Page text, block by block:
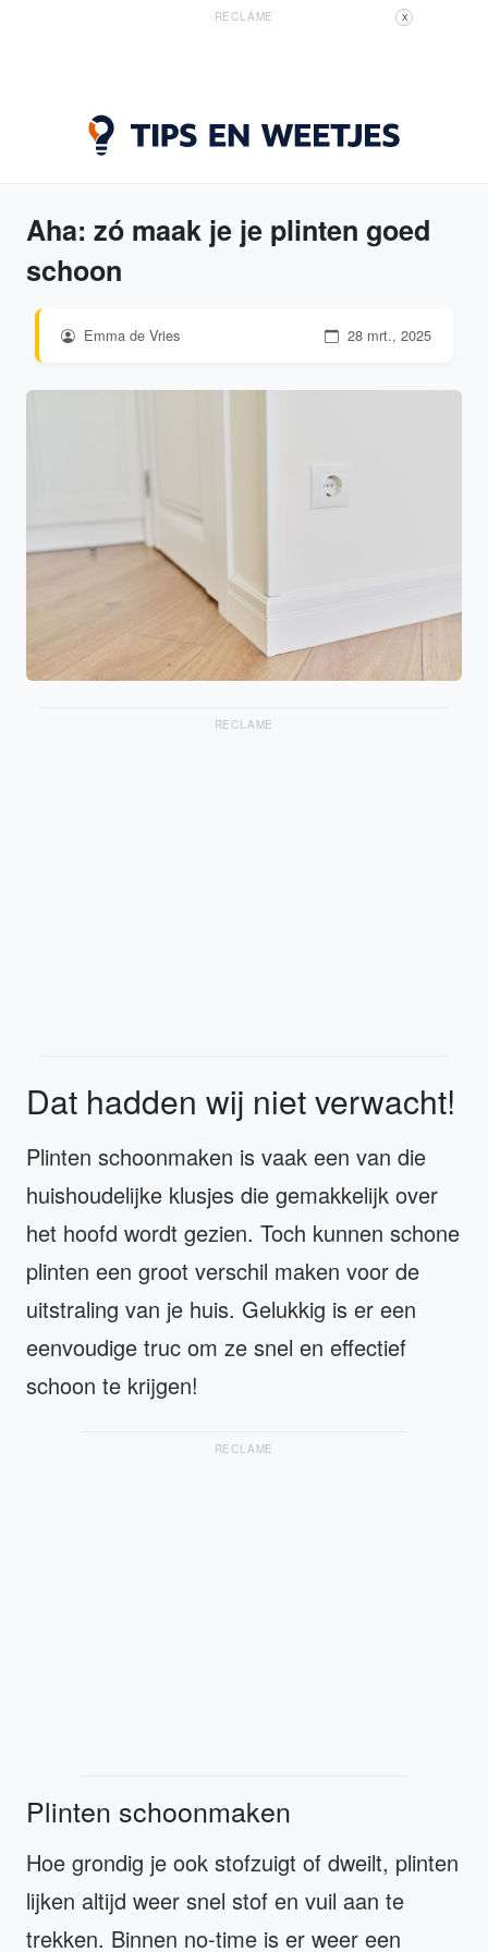
RECLAME X
Aha: zó maak je je plinten goed
schoon
Emma de Vries 28 mrt., 2025
RECLAME
Dat hadden wij niet verwacht!
Plinten schoonmaken is vaak een van die
huishoudelijke klusjes die gemakkelijk over
het hoofd wordt gezien. Toch kunnen schone
plinten een groot verschil maken voor de
uitstraling van je huis. Gelukkig is er een
eenvoudige truc om ze snel en effectief
schoon te krijgen!
RECLAME
Plinten schoonmaken
Hoe grondig je ook stofzuigt of dweilt, plinten
lijken altijd weer snel stof en vuil aan te
trekken. Binnen no-time is er weer een